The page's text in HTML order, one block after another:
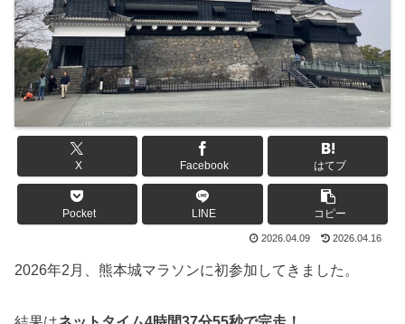
X Facebook はてブ
Pocket LINE コピー
2026.04.09 2026.04.16
2026年2月、熊本城マラソンに初参加してきました。